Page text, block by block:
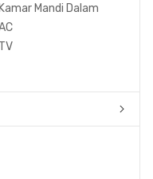
Kamar Mandi Dalam
TV